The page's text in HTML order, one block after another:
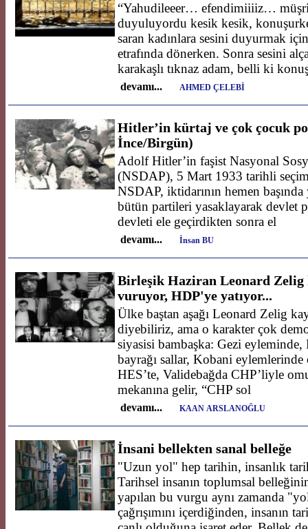
“Yahudileeer… efendimiiiiz…
duyuluyordu kesik kesik,
saran kadınlara sesini duyurmak
etrafında dönerken. Sonra sesini
karakaşlı tıknaz adam, belli ki
devamı... AHMED ÇELEBİ
Hitler’in kürtaj ve çok çocuk
İnce/Birgün)
Adolf Hitler’in faşist Nasyonal
(NSDAP), 5 Mart 1933 tarihli
NSDAP, iktidarının hemen
bütün partileri yasaklayarak devlet
devleti ele geçirdikten sonra el
devamı... İnsan BU
Birleşik Haziran Leonard Zelig
vuruyor, HDP'ye yatıyor...
Ülke baştan aşağı Leonard Zelig
diyebiliriz, ama o karakter çok
siyasisi bambaşka: Gezi
bayrağı sallar, Kobani eylemlerinde
HES’te, Validebağda CHP’liyle
mekanına gelir, “CHP sol
devamı... KAAN ARSLANOĞLU
İnsani bellekten sanal belleğe
"Uzun yol" hep tarihin, insanlık
Tarihsel insanın toplumsal
yapılan bu vurgu aynı zamanda
çağrışımını içerdiğinden, insanın